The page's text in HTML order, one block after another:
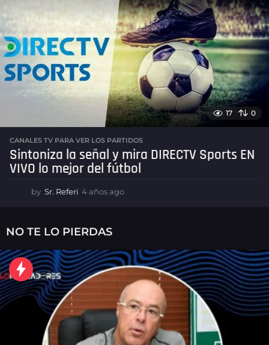
a
g
o
17 0
CANALES TV PARA VER LOS PARTIDOS
Sintoniza la señal y mira DIRECTV Sports EN
VIVO lo mejor del fútbol
by Sr. Referi 4 años ago
g
o
NO TE LO PIERDAS